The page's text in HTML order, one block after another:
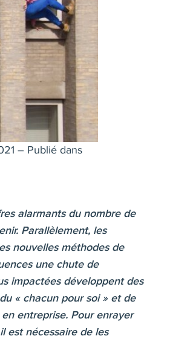
– Publié dans
alarmants du nombre de
Parallèlement, les
nouvelles méthodes de
une chute de
impactées développent des
« chacun pour soi » et de
entreprise. Pour enrayer
est nécessaire de les